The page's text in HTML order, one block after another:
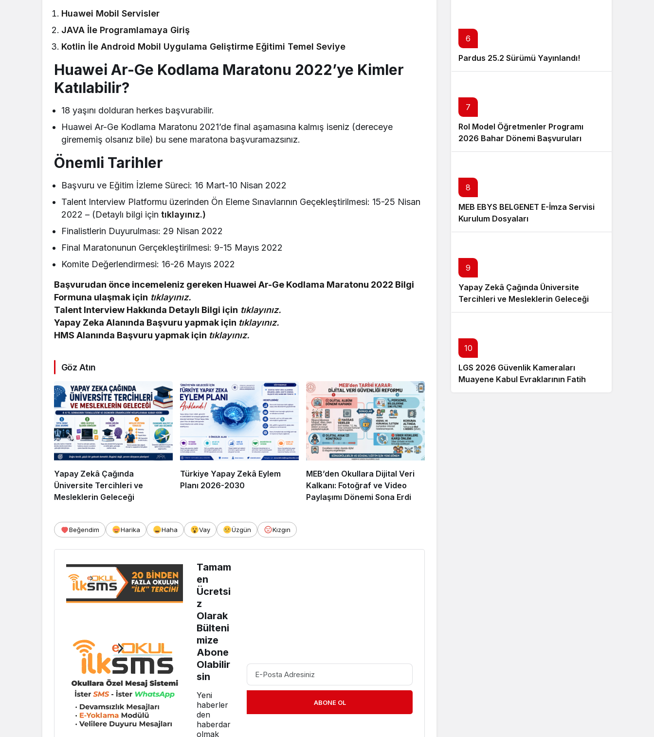
Huawei Mobil Servisler
JAVA İle Programlamaya Giriş
Kotlin İle Android Mobil Uygulama Geliştirme Eğitimi Temel Seviye
Huawei Ar-Ge Kodlama Maratonu 2022’ye Kimler
Katılabilir?
18 yaşını dolduran herkes başvurabilir.
Huawei Ar-Ge Kodlama Maratonu 2021’de final aşamasına kalmış iseniz (dereceye
girememiş olsanız bile) bu sene maratona başvuramazsınız.
Önemli Tarihler
Başvuru ve Eğitim İzleme Süreci: 16 Mart-10 Nisan 2022
Talent Interview Platformu üzerinden Ön Eleme Sınavlarının Geçekleştirilmesi: 15-25 Nisan
2022 – (Detaylı bilgi içintıklayınız.)
Finalistlerin Duyurulması: 29 Nisan 2022
Final Maratonunun Gerçekleştirilmesi: 9-15 Mayıs 2022
Komite Değerlendirmesi: 16-26 Mayıs 2022
Başvurudan önce incemeleniz gereken Huawei Ar-Ge Kodlama Maratonu 2022 Bilgi
Formuna ulaşmak için tıklayınız.
Talent Interview Hakkında Detaylı Bilgi için tıklayınız.
Yapay Zeka Alanında Başvuru yapmak için tıklayınız.
HMS Alanında Başvuru yapmak için tıklayınız.
Göz Atın
Yapay Zekâ Çağında
Üniversite Tercihleri ve
Mesleklerin Geleceği
Türkiye Yapay Zekâ Eylem
Planı 2026-2030
MEB’den Okullara Dijital Veri
Kalkanı: Fotoğraf ve Video
Paylaşımı Dönemi Sona Erdi
Beğendim Harika Haha Vay Üzgün Kızgın
Tamam
en
Ücretsi
z
Olarak
Bülteni
mize
Abone
Olabilir
sin
Yeni
haberler
den
haberdar
olmak
ABONE OL
6
Pardus 25.2 Sürümü Yayınlandı!
7
Rol Model Öğretmenler Programı
2026 Bahar Dönemi Başvuruları
Başladı
8
MEB EBYS BELGENET E-İmza Servisi
Kurulum Dosyaları
9
Yapay Zekâ Çağında Üniversite
Tercihleri ve Mesleklerin Geleceği
10
LGS 2026 Güvenlik Kameraları
Muayene Kabul Evraklarının Fatih